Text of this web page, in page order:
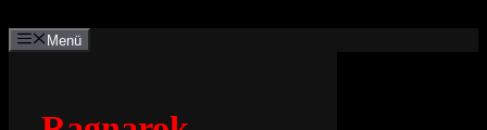
Inhalt
springen
Menü